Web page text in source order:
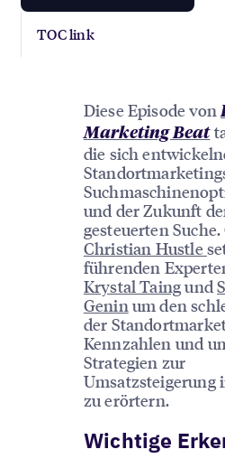
TOC link
Diese Episode von
Marketing Beat
die sich
und der Zukunft
gesteuerten
Christian Hustle
führenden
Krystal Taingund
Genin um den
der
Kennzahlen und
Strategien zur
Umsatzsteigerung
zu erörtern.
Wichtige